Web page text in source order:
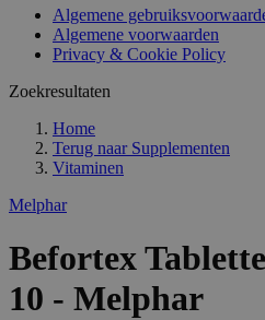
Algemene
Algemene voorwaarden
Privacy & Cookie Policy
Zoekresultaten
Home
Terug naar Supplementen
Vitaminen
Melphar
Befortex
10 - Melphar